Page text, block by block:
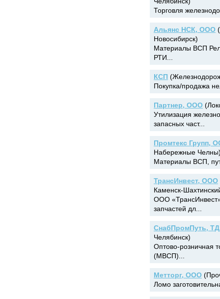
Торговля
Альянс НСК, ООО
Новосибирск)
Материалы ВСП
РТИ...
КСП
Покупка/продажа
Партнер, ООО
Утилизация
запасных част...
Промтекс Групп,
Набережные
Материалы ВСП,
ТрансИнвест, ООО
Каменск-
ООО
запчастей дл...
СнабПромПуть, ТД
Челябинск)
Оптово-розничная
(МВСП)...
Метторг, ООО
Ломо